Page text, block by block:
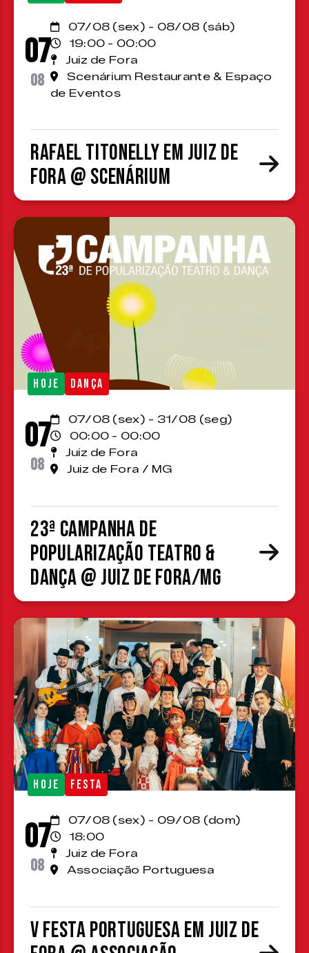
07
08
07/08 (sex) - 08/08 (sáb)
19:00 - 00:00
Juiz de Fora
Scenárium Restaurante & Espaço
de Eventos
Rafael Titonelly em Juiz de
Fora @ Scenárium
HOJE DANÇA
07
08
07/08 (sex) - 31/08 (seg)
00:00 - 00:00
Juiz de Fora
Juiz de Fora / MG
23ª Campanha de
Popularização Teatro &
Dança @ Juiz de Fora/MG
HOJE FESTA
07
08
07/08 (sex) - 09/08 (dom)
18:00
Juiz de Fora
Associação Portuguesa
V Festa Portuguesa em Juiz de